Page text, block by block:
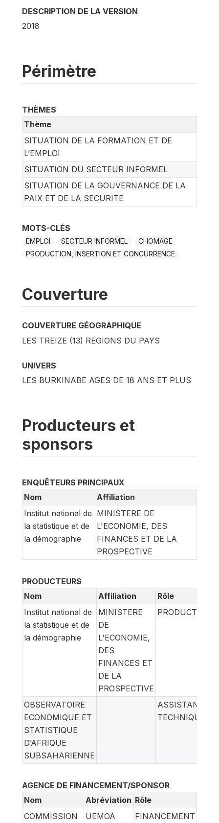
DESCRIPTION DE LA VERSION
2018
Périmètre
THÈMES
Thème
SITUATION DE LA FORMATION ET DE
L’EMPLOI
SITUATION DU SECTEUR INFORMEL
SITUATION DE LA GOUVERNANCE DE LA
PAIX ET DE LA SECURITE
MOTS-CLÉS
EMPLOI SECTEUR INFORMEL
CHOMAGE
PRODUCTION, INSERTION ET CONCURRENCE
Couverture
COUVERTURE GÉOGRAPHIQUE
LES TREIZE (13) REGIONS DU PAYS
UNIVERS
LES BURKINABE AGES DE 18 ANS ET PLUS
Producteurs et
sponsors
ENQUÊTEURS PRINCIPAUX
Nom
Affiliation
Institut national de
la statistique et de
la démographie
MINISTERE DE
L'ECONOMIE, DES
FINANCES ET DE LA
PROSPECTIVE
PRODUCTEURS
Nom
Affiliation
Rôle
Institut national de
la statistique et de
la démographie
MINISTERE
DE
L'ECONOMIE,
DES
FINANCES ET
DE LA
PROSPECTIVE
PRODUCTEUR
OBSERVATOIRE
ECONOMIQUE ET
STATISTIQUE
D’AFRIQUE
SUBSAHARIENNE
ASSISTANCE
TECHNIQUE
AGENCE DE FINANCEMENT/SPONSOR
Nom
Abréviation Rôle
COMMISSION
UEMOA FINANCEMENT